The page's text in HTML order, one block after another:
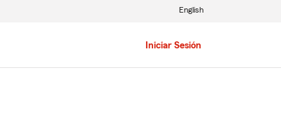
Iniciar Sesión
English